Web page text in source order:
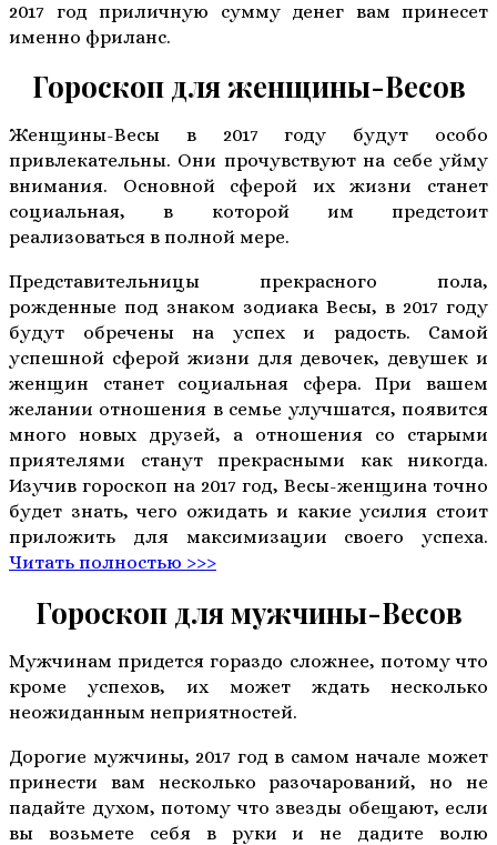
2017 год приличную сумму денег вам принесет
именно фриланс.
Гороскоп для женщины-Весов
Женщины-Весы в 2017 году будут особо
привлекательны. Они прочувствуют на себе уйму
внимания. Основной сферой их жизни станет
социальная, в которой им предстоит
реализоваться в полной мере.
Представительницы прекрасного пола,
рожденные под знаком зодиака Весы, в 2017 году
будут обречены на успех и радость. Самой
успешной сферой жизни для девочек, девушек и
женщин станет социальная сфера. При вашем
желании отношения в семье улучшатся, появится
много новых друзей, а отношения со старыми
приятелями станут прекрасными как никогда.
Изучив гороскоп на 2017 год, Весы-женщина точно
будет знать, чего ожидать и какие усилия стоит
приложить для максимизации своего успеха.
Читать полностью >>>
Гороскоп для мужчины-Весов
Мужчинам придется гораздо сложнее, потому что
кроме успехов, их может ждать несколько
неожиданным неприятностей.
Дорогие мужчины, 2017 год в самом начале может
принести вам несколько разочарований, но не
падайте духом, потому что звезды обещают, если
вы возьмете себя в руки и не дадите волю